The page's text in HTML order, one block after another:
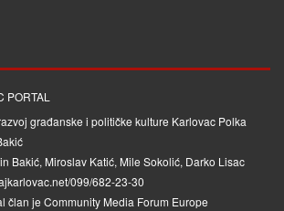
PORTAL
građanske i političke kulture Karlovac Polka
Bakić, Miroslav Katić, Mile Sokolić, Darko Lisac
099/682-23-30
član je Community Media Forum Europe